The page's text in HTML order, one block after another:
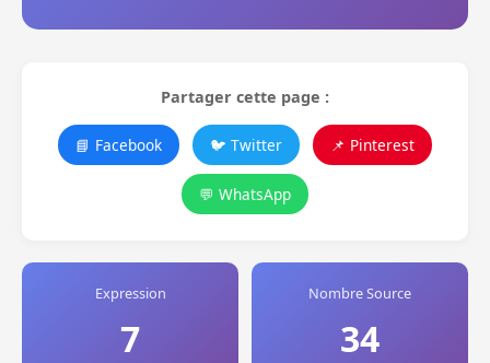
Partager cette page :
📘 Facebook 🐦 Twitter 📌 Pinterest
💬 WhatsApp
Expression
7
Nombre Source
34